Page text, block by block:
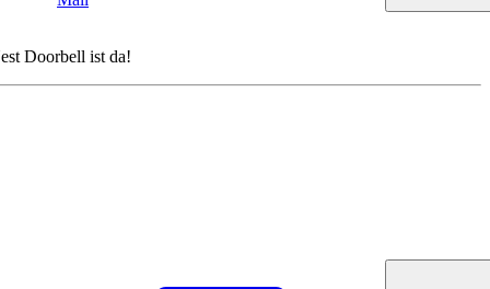
Doorbell ist da!